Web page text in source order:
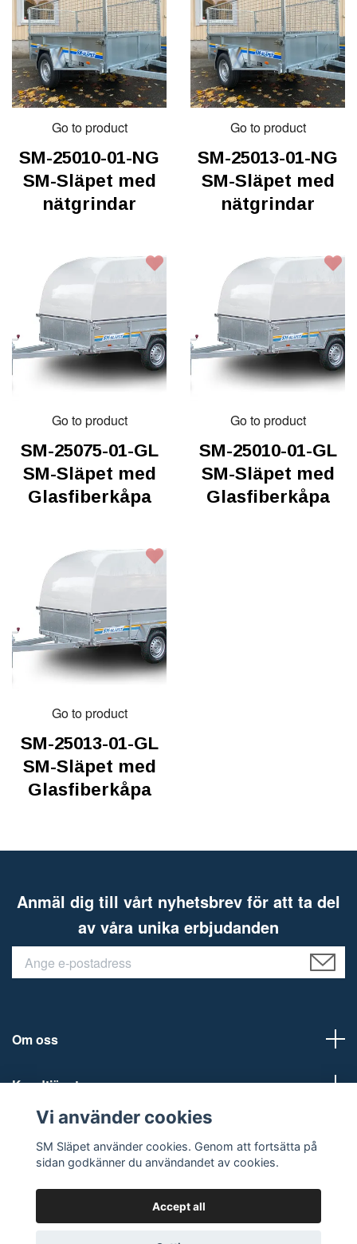
Go to product
SM-25010-01-NG
SM-Släpet med
nätgrindar
Go to product
SM-25013-01-NG
SM-Släpet med
nätgrindar
Go to product
SM-25075-01-GL
SM-Släpet med
Glasfiberkåpa
Go to product
SM-25010-01-GL
SM-Släpet med
Glasfiberkåpa
Go to product
SM-25013-01-GL
SM-Släpet med
Glasfiberkåpa
Anmäl dig till vårt nyhetsbrev för att ta del
av våra unika erbjudanden
Om oss
Kundtjänst
Social Media
Vi använder cookies
SM Släpet använder cookies. Genom att fortsätta på
sidan godkänner du användandet av cookies.
Accept all